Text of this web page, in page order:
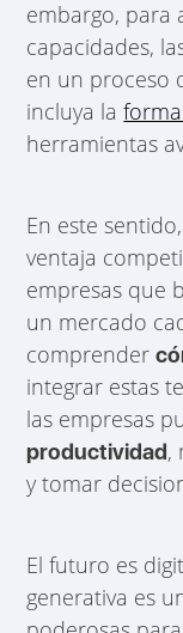
embargo, para
capacidades,
en un proceso
incluya la
herramientas
En este
ventaja
empresas que
un mercado
comprender
integrar estas
las empresas
productividad,
y tomar
El futuro es
generativa es